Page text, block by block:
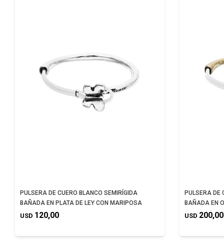
PULSERA DE CUERO BLANCO SEMIRÍGIDA
BAÑADA EN PLATA DE LEY CON MARIPOSA
USD 120,00
PULSERA DE
BAÑADA EN
USD 200,00